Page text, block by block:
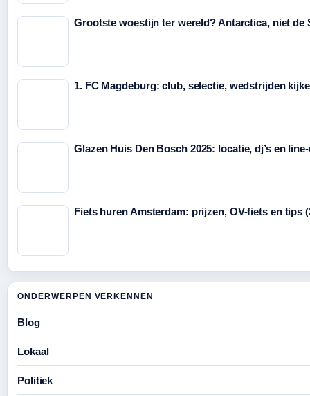
Grootste woestijn ter wereld? Antarctica, niet de
1. FC Magdeburg: club, selectie, wedstrijden
Glazen Huis Den Bosch 2025: locatie, dj’s en
Fiets huren Amsterdam: prijzen, OV-fiets en tips
ONDERWERPEN VERKENNEN
Blog
Lokaal
Politiek